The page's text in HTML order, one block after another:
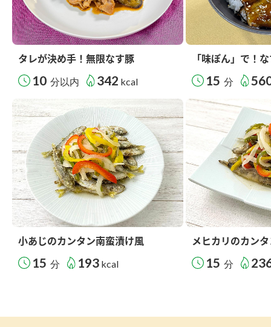
タレが決め手！無限なす豚
10 分以内 342 kcal
「味ぽん」で！
15 分
小あじのカンタン南蛮漬け風
15 分 193 kcal
メヒカリのカン
15 分